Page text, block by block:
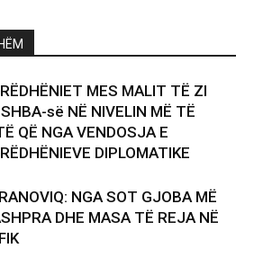
MES MALIT TË ZI
së NË NIVELIN MË TË
QË NGA VENDOSJA E
DIPLOMATIKE
NGA SOT GJOBA MË
DHE MASA TË REJA NË